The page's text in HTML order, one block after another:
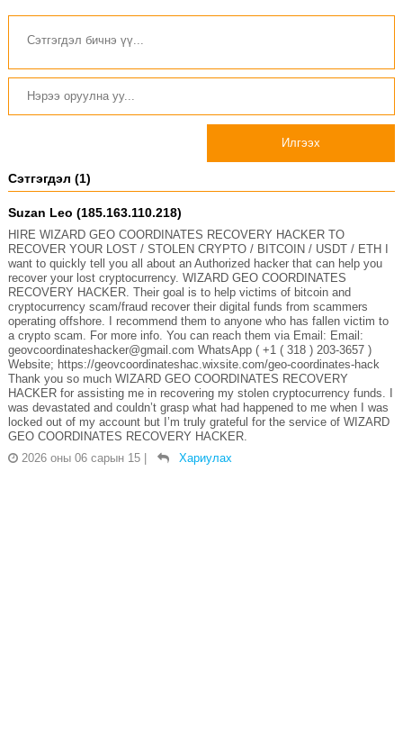
Илгээх
Сэтгэгдэл (1)
Suzan Leo (185.163.110.218)
HIRE WIZARD GEO COORDINATES RECOVERY HACKER TO
RECOVER YOUR LOST / STOLEN CRYPTO / BITCOIN / USDT / ETH I
want to quickly tell you all about an Authorized hacker that can help you
recover your lost cryptocurrency. WIZARD GEO COORDINATES
RECOVERY HACKER. Their goal is to help victims of bitcoin and
cryptocurrency scam/fraud recover their digital funds from scammers
operating offshore. I recommend them to anyone who has fallen victim to
a crypto scam. For more info. You can reach them via Email: Email:
geovcoordinateshacker@gmail.com WhatsApp ( +1 ( 318 ) 203-3657 )
Website; https://geovcoordinateshac.wixsite.com/geo-coordinates-hack
Thank you so much WIZARD GEO COORDINATES RECOVERY
HACKER for assisting me in recovering my stolen cryptocurrency funds. I
was devastated and couldn’t grasp what had happened to me when I was
locked out of my account but I’m truly grateful for the service of WIZARD
GEO COORDINATES RECOVERY HACKER.
2026 оны 06 сарын 15
Хариулах